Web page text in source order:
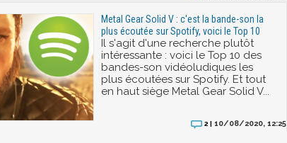
Metal Gear Solid V : c'est la bande-son la
plus écoutée sur Spotify, voici le Top 10
Il s'agit d'une recherche plutôt
intéressante : voici le Top 10 des
bandes-son vidéoludiques les
plus écoutées sur Spotify. Et tout
en haut siège Metal Gear Solid V...
2 | 10/08/2020, 12:25